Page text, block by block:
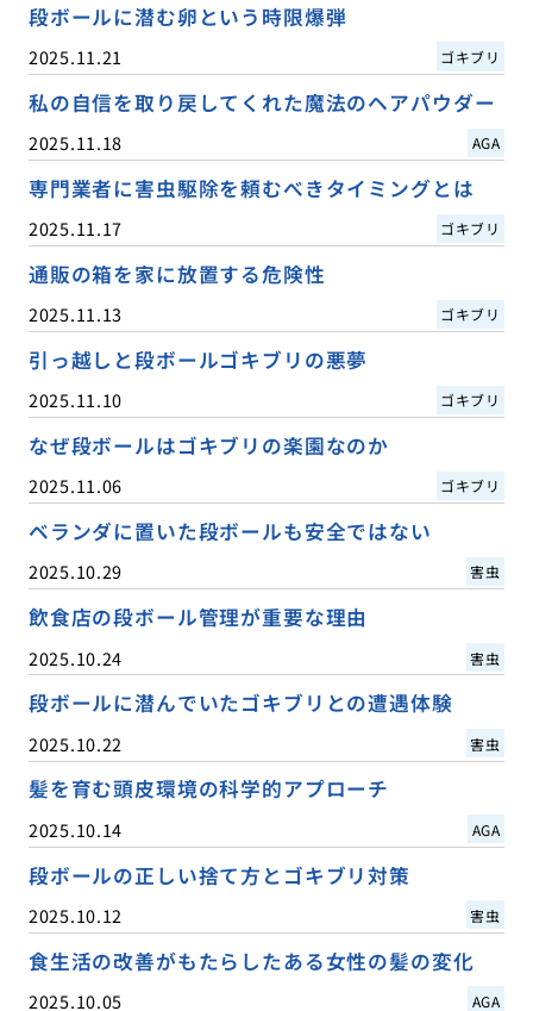
段ボールに潜む卵という時限爆弾
2025.11.21 ゴキブリ
私の自信を取り戻してくれた魔法のヘアパウダー
2025.11.18 AGA
専門業者に害虫駆除を頼むべきタイミングとは
2025.11.17 ゴキブリ
通販の箱を家に放置する危険性
2025.11.13 ゴキブリ
引っ越しと段ボールゴキブリの悪夢
2025.11.10 ゴキブリ
なぜ段ボールはゴキブリの楽園なのか
2025.11.06 ゴキブリ
ベランダに置いた段ボールも安全ではない
2025.10.29 害虫
飲食店の段ボール管理が重要な理由
2025.10.24 害虫
段ボールに潜んでいたゴキブリとの遭遇体験
2025.10.22 害虫
髪を育む頭皮環境の科学的アプローチ
2025.10.14 AGA
段ボールの正しい捨て方とゴキブリ対策
2025.10.12 害虫
食生活の改善がもたらしたある女性の髪の変化
2025.10.05 AGA